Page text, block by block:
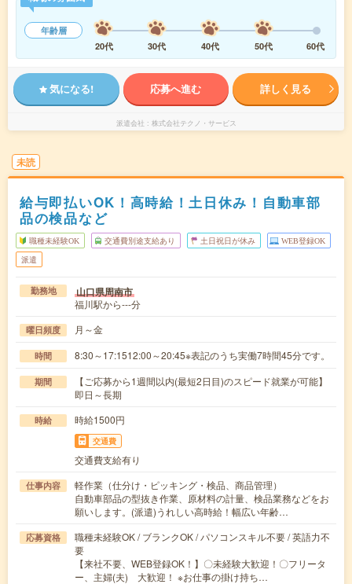
年齢層
20代
30代 40代 50代 60代
気になる! 応募へ進む 詳しく見る
派遣会社 株式会社テクノ・サービス
未読
給与即払いOK！高時給！土日休み！自動車部
品の検品など
職種未経験OK 交通費別途支給あり 土日祝日が休み WEB登録OK
派遣
勤務地 山口県周南市
福川駅から---分
曜日頻度 月～金
時間 8:30～17:1512:00～20:45※表記のうち実働7時間45分です。
期間
【ご応募から1週間以内(最短2日目)のスピード就業が可能】
即日～長期
時給 時給1500円
交通費
交通費支給有り
仕事内容
軽作業（仕分け・ピッキング・検品、商品管理）
自動車部品の型抜き作業、原材料の計量、検品業務などをお
願いします。(派遣)うれしい高時給！幅広い年齢…
応募資格
職種未経験OK / ブランクOK / パソコンスキル不要 / 英語力不
要
【来社不要、WEB登録OK！】〇未経験大歓迎！〇フリータ
ー、主婦(夫) 大歓迎！ ※お仕事の掛け持ち…